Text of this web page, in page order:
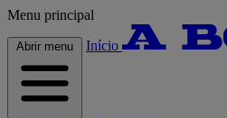
Menu principal
Abrir menu Início